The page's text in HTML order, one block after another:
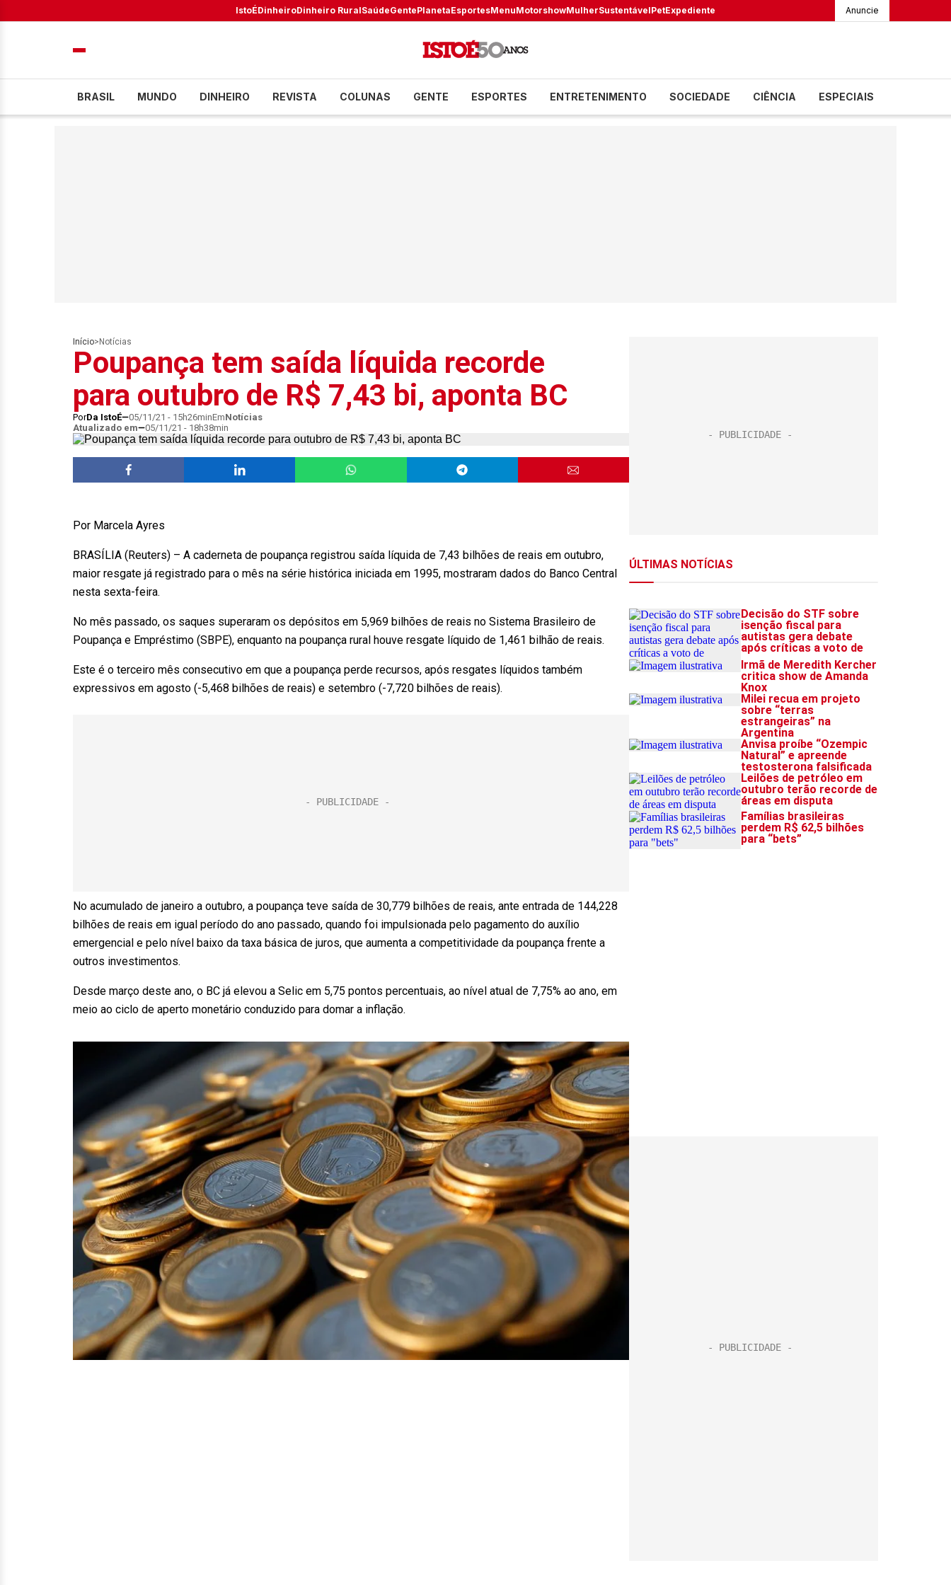
IstoÉDinheiroDinheiro RuralSaúdeGentePlanetaEsportesMenuMotorshowMulherSustentávelPetExpediente Anuncie
BRASIL MUNDO DINHEIRO REVISTA COLUNAS GENTE ESPORTES ENTRETENIMENTO SOCIEDADE CIÊNCIA ESPECIAIS
Início> Notícias
Poupança tem saída líquida recorde
para outubro de R$ 7,43 bi, aponta BC
PorDa IstoÉ 05/11/21 - 15h26minEmNotícias
Atualizado em
05/11/21 - 18h38min
Por Marcela Ayres
BRASÍLIA (Reuters) – A caderneta de poupança registrou saída líquida de 7,43 bilhões de reais em outubro,
maior resgate já registrado para o mês na série histórica iniciada em 1995, mostraram dados do Banco Central
nesta sexta-feira.
No mês passado, os saques superaram os depósitos em 5,969 bilhões de reais no Sistema Brasileiro de
Poupança e Empréstimo (SBPE), enquanto na poupança rural houve resgate líquido de 1,461 bilhão de reais.
Este é o terceiro mês consecutivo em que a poupança perde recursos, após resgates líquidos também
expressivos em agosto (-5,468 bilhões de reais) e setembro (-7,720 bilhões de reais).
No acumulado de janeiro a outubro, a poupança teve saída de 30,779 bilhões de reais, ante entrada de 144,228
bilhões de reais em igual período do ano passado, quando foi impulsionada pelo pagamento do auxílio
emergencial e pelo nível baixo da taxa básica de juros, que aumenta a competitividade da poupança frente a
outros investimentos.
Desde março deste ano, o BC já elevou a Selic em 5,75 pontos percentuais, ao nível atual de 7,75% ao ano, em
meio ao ciclo de aperto monetário conduzido para domar a inflação.